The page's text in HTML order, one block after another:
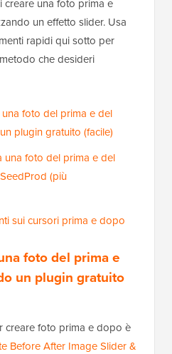
un effetto slider. Usa
rapidi qui sotto per
che desideri
foto del prima e del
plugin gratuito (facile)
una foto del prima e del
(più
sui cursori prima e dopo
foto del prima e
un plugin gratuito
creare foto prima e dopo è
Before After Image Slider &